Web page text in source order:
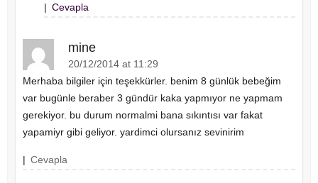
| Cevapla
mine
20/12/2014 at 11:29
Merhaba bilgiler için teşekkürler. benim 8 günlük bebeğim
var bugünle beraber 3 gündür kaka yapmıyor ne yapmam
gerekiyor. bu durum normalmi bana sıkıntısı var fakat
yapamiyr gibi geliyor. yardimci olursanız sevinirim
| Cevapla